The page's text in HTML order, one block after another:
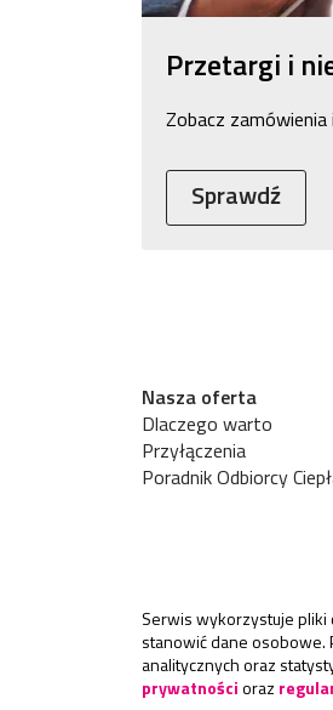
Przetargi i
Zobacz zamówienia
Sprawdź
Nasza oferta
Dlaczego warto
Przyłączenia
Poradnik Odbiorcy
Serwis wykorzystuje pliki
stanowić dane osobowe.
analitycznych oraz
prywatnościoraz